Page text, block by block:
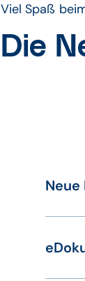
Viel Spaß
Die
Neue